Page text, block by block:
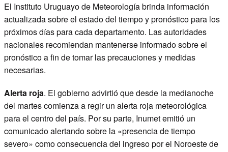
El Instituto Uruguayo de Meteorologíabrinda información
actualizada sobre el estado del tiempo y pronóstico para los
próximos días para cada departamento. Las autoridades
nacionales recomiendan mantenerse informado sobre el
pronóstico a fin de tomar las precauciones y medidas
necesarias.
Alerta roja. El gobierno advirtió que desde la medianoche
del martes comienza a regir un alerta roja meteorológica
para el centro del país. Por su parte, Inumet emitió un
comunicado alertando sobre la «presencia de tiempo
severo» como consecuencia del ingreso por el Noroeste de